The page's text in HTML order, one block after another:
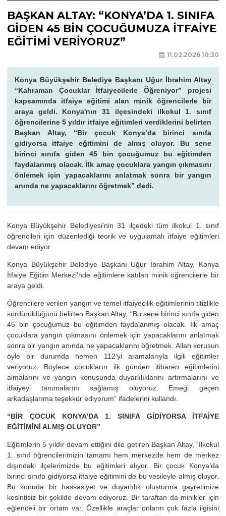
BAŞKAN ALTAY: “KONYA’DA 1. SINIFA
GİDEN 45 BİN ÇOCUĞUMUZA İTFAİYE
EĞİTİMİ VERİYORUZ”
11.02.2026 10:30
Konya Büyükşehir Belediye Başkanı Uğur İbrahim Altay
“Kahraman Çocuklar İtfaiyecilerle Öğreniyor” projesi
kapsamında itfaiye eğitimi alan minik öğrencilerle bir
araya geldi. Konya'nın 31 ilçesindeki ilkokul 1. sınıf
öğrencilerine 5 yıldır itfaiye eğitimleri verdiklerini belirten
Başkan Altay, “Bir çocuk Konya’da birinci sınıfa
gidiyorsa itfaiye eğitimini de almış oluyor. Bu sene
birinci sınıfa giden 45 bin çocuğumuz bu eğitimden
faydalanmış olacak. İlk amaç çocuklara yangın çıkmasını
önlemek için yapacaklarını anlatmak sonra bir yangın
anında ne yapacaklarını öğretmek” dedi.
Konya Büyükşehir Belediyesi’nin 31 ilçedeki tüm ilkokul 1. sınıf
öğrencileri için düzenlediği teorik ve uygulamalı itfaiye eğitimleri
devam ediyor.
Konya Büyükşehir Belediye Başkanı Uğur İbrahim Altay, Konya
İtfaiye Eğitim Merkezi’nde eğitimlere katılan minik öğrencilerle bir
araya geldi.
Öğrencilere verilen yangın ve temel itfaiyecilik eğitimlerinin titizlikle
sürdürüldüğünü belirten Başkan Altay, “Bu sene birinci sınıfa giden
45 bin çocuğumuz bu eğitimden faydalanmış olacak. İlk amaç
çocuklara yangın çıkmasını önlemek için yapacaklarını anlatmak
sonra bir yangın anında ne yapacaklarını öğretmek. Allah korusun
öyle bir durumda hemen 112’yi aramalarıyla ilgili eğitimler
veriyoruz. Böylece çocukların ilk günden itibaren eğitimlerini
almalarını ve yangın konusunda duyarlılıklarını artırmalarını ve
itfaiyeyi tanımalarını sağlamış oluyoruz. Emeği geçen
arkadaşlarıma teşekkür ediyorum” ifadelerini kullandı.
“BİR ÇOCUK KONYA’DA 1. SINIFA GİDİYORSA İTFAİYE
EĞİTİMİNİ ALMIŞ OLUYOR”
Eğitimlerin 5 yıldır devam ettiğini dile getiren Başkan Altay, “İlkokul
1. sınıf öğrencilerimizin tamamı hem merkezde hem de merkez
dışındaki ilçelerimizde bu eğitimleri alıyor. Bir çocuk Konya’da
birinci sınıfa gidiyorsa itfaiye eğitimini de bu vesileyle almış oluyor.
Bu konuda bir hassasiyet ve duyarlılık oluşturma gayretimize
kesintisiz bir şekilde devam ediyoruz. Bir taraftan da minikler için
eğlenceli bir ortam var. Özellikle araçlar onların çok fazla ilgisini